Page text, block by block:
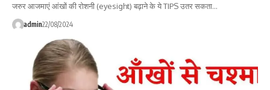
जरुर आजमाएं आंखों की रोशनी (eyesight) बढ़ाने के ये TIPS उतर सकता…
admin22/08/2024